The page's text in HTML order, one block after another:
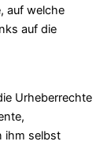
auf welche
auf die
Urheberrechte
ihm selbst